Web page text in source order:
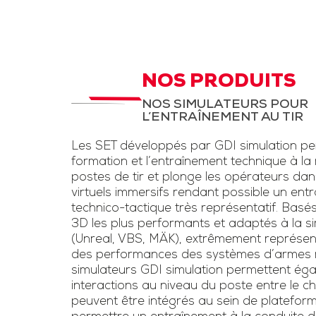
à la menace drone et
la lutte anti-drone.
Inclut un kit pour drone
brouilleur une voie
une simulation
l’usage de
voie »
NOS PRODUITS
NOS SIMULATEURS POUR
L’ENTRAÎNEMENT AU TIR
Les SET développés par GDI simulation
formation et l’entraînement technique à la
postes de tir et plonge les opérateurs
virtuels immersifs rendant possible un
technico-tactique très représentatif.
3D les plus performants et adaptés à la
(Unreal, VBS, MÄK), extrêmement
des performances des systèmes d’armes
simulateurs GDI simulation permettent
interactions au niveau du poste entre le
peuvent être intégrés au sein de